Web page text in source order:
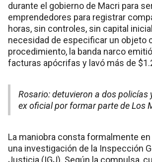
durante el gobierno de Macri para
emprendedores para registrar
horas, sin controles, sin capital
necesidad de especificar un objeto
procedimiento, la banda narco
facturas apócrifas y lavó más de
Rosario: detuvieron a dos policías
ex oficial por formar parte de Los
La maniobra consta formalmente en
una investigación de la Inspección
Justicia (IGJ). Según la compulsa,